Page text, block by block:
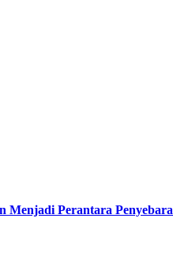
Perantara